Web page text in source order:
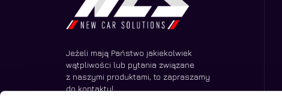
Jeżeli mają Państwo jakiekolwiek
wątpliwości lub pytania związane
z naszymi produktami, to zapraszamy
do kontaktu!